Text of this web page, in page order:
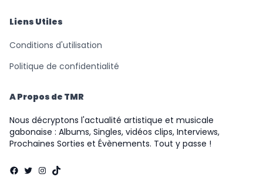
Liens Utiles
Conditions d'utilisation
Politique de confidentialité
A Propos de TMR
Nous décryptons l'actualité artistique et musicale
gabonaise : Albums, Singles, vidéos clips, Interviews,
Prochaines Sorties et Évènements. Tout y passe !
Facebook
Twitter
Instagram
TikTok